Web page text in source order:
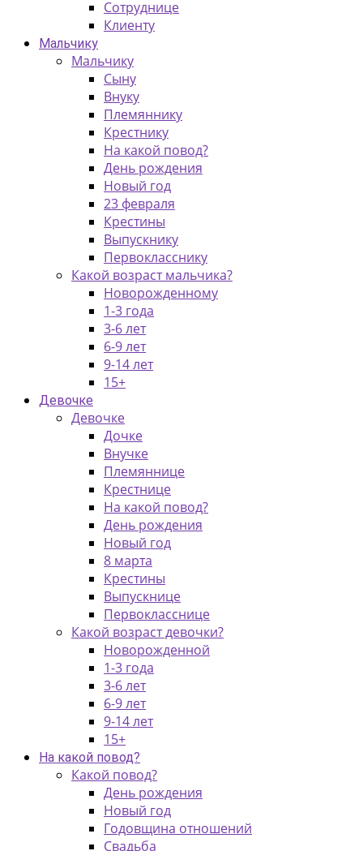
Сотруднице
Клиенту
Мальчику
Мальчику
Сыну
Внуку
Племяннику
Крестнику
На какой повод?
День рождения
Новый год
23 февраля
Крестины
Выпускнику
Первокласснику
Какой возраст мальчика?
Новорожденному
1-3 года
3-6 лет
6-9 лет
9-14 лет
15+
Девочке
Девочке
Дочке
Внучке
Племяннице
Крестнице
На какой повод?
День рождения
Новый год
8 марта
Крестины
Выпускнице
Первокласснице
Какой возраст девочки?
Новорожденной
1-3 года
3-6 лет
6-9 лет
9-14 лет
15+
На какой повод?
Какой повод?
День рождения
Новый год
Годовщина отношений
Свадьба